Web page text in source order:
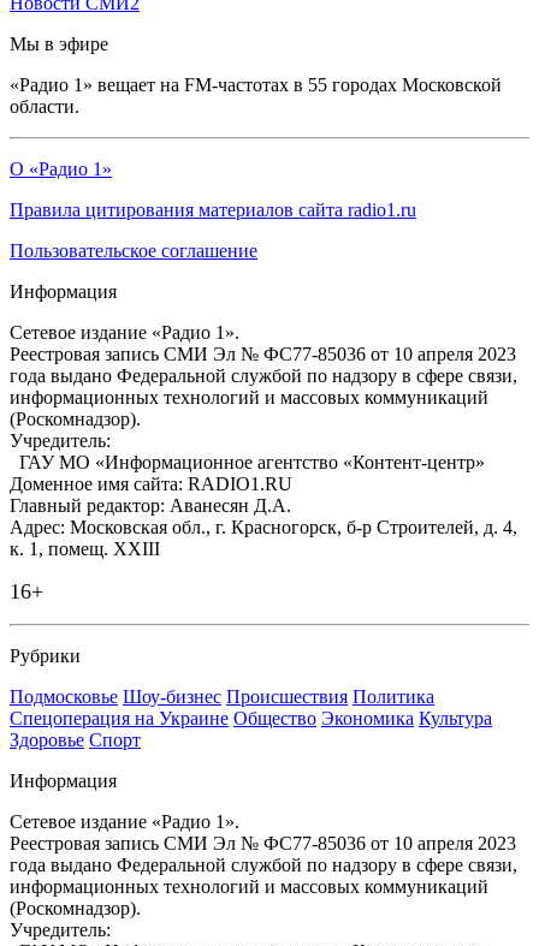
Мы в эфире
«Радио 1» вещает на FM-частотах в 55 городах Московской
области.
О «Радио 1»
Правила цитирования материалов сайта radio1.ru
Пользовательское соглашение
Информация
Сетевое издание «Радио 1».
Реестровая запись СМИ Эл № ФС77-85036 от 10 апреля 2023
года выдано Федеральной службой по надзору в сфере связи,
информационных технологий и массовых коммуникаций
(Роскомнадзор).
Учредитель:
ГАУ МО «Информационное агентство «Контент-центр»
Доменное имя сайта: RADIO1.RU
Главный редактор: Аванесян Д.А.
Адрес: Московская обл., г. Красногорск, б-р Строителей, д. 4,
к. 1, помещ. XXIII
16+
Рубрики
Подмосковье Шоу-бизнес Происшествия Политика
Спецоперация на Украине Общество Экономика Культура
Здоровье Спорт
Информация
Сетевое издание «Радио 1».
Реестровая запись СМИ Эл № ФС77-85036 от 10 апреля 2023
года выдано Федеральной службой по надзору в сфере связи,
информационных технологий и массовых коммуникаций
(Роскомнадзор).
Учредитель: